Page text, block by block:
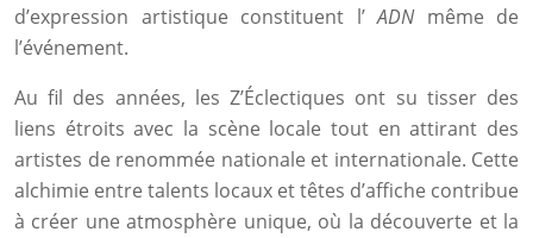
d’expression artistique constituent l’ADN même de
l’événement.
Au fil des années, les Z’Éclectiques ont su tisser des
liens étroits avec la scène locale tout en attirant des
artistes de renommée nationale et internationale. Cette
alchimie entre talents locaux et têtes d’affiche contribue
à créer une atmosphère unique, où la découverte et la